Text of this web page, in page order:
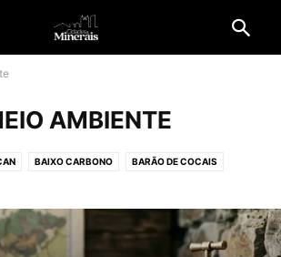
AMBIENTE
BAIXO CARBONO BARÃO DE COCAIS
CIÊNCIA E TECNOLOGIA COLUNAS
PATROCINADO CULTURA & ENTRETENIMENTO